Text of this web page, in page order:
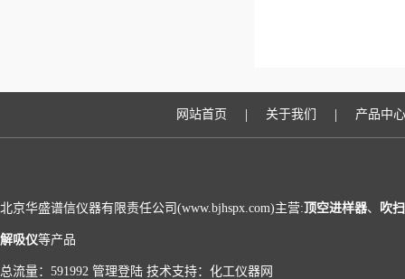
网站首页 | 关于我们 | 产品中心
北京华盛谱信仪器有限责任公司(www.bjhspx.com)主营:顶空进样器、 吹
解吸仪等产品
总流量：591992 管理登陆 技术支持： 化工仪器网